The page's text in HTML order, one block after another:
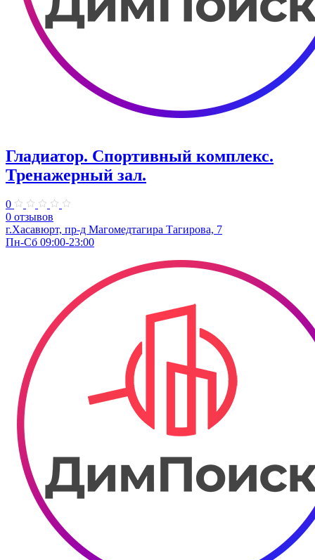
Гладиатор. Спортивный комплекс.
Тренажерный зал.
0
0 отзывов
г.Хасавюрт, пр-д Магомедтагира Тагирова, 7
Пн-Сб 09:00-23:00